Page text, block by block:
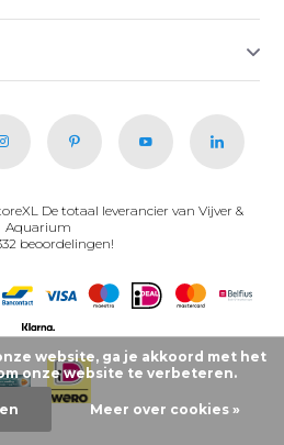
De totaal leverancier van Vijver &
Aquarium
beoordelingen!
website, ga je akkoord met het
onze website te verbeteren.
Meer over cookies »